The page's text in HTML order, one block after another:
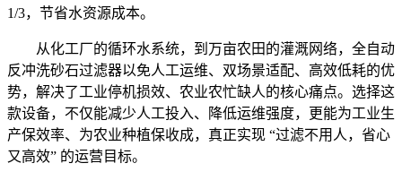
1/3，节省水资源成本。
从化工厂的循环水系统，到万亩农田的灌溉网络，全自动
反冲洗砂石过滤器以免人工运维、双场景适配、高效低耗的优
势，解决了工业停机损效、农业农忙缺人的核心痛点。选择这
款设备，不仅能减少人工投入、降低运维强度，更能为工业生
产保效率、为农业种植保收成，真正实现 “过滤不用人，省心
又高效” 的运营目标。